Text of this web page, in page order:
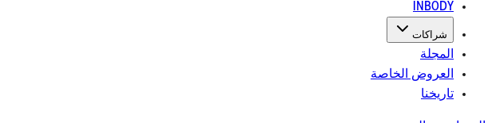
INBODY
شراكات
المجلة
العروض الخاصة
تاريخنا